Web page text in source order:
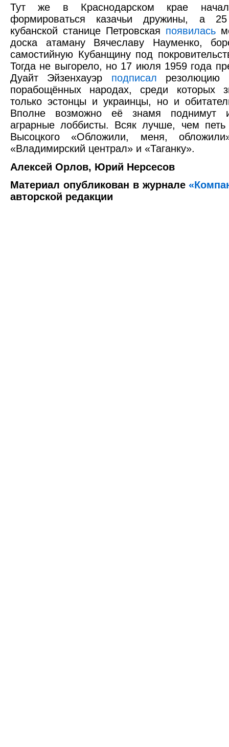
Тут же в Краснодарском крае
формироваться казачьи дружины, а
кубанской станице Петровская появилась
доска атаману Вячеславу Науменко,
самостийную Кубанщину под
Тогда не выгорело, но 17 июля 1959 года
Дуайт Эйзенхауэр подписал резолюцию
порабощённых народах, среди которых
только эстонцы и украинцы, но и
Вполне возможно её знамя поднимут
аграрные лоббисты. Всяк лучше, чем петь
Высоцкого «Обложили, меня,
«Владимирский централ» и «Таганку».
Алексей Орлов, Юрий Нерсесов
Материал опубликован в журнале
авторской редакции